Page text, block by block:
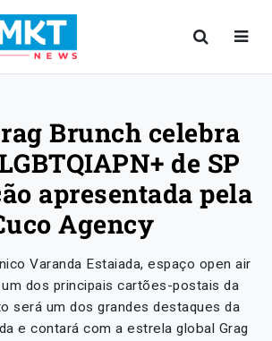
Brunch celebra
de SP
apresentada pela
Agency
Varanda Estaiada, espaço open air
dos principais cartões-postais da
será um dos grandes destaques da
e contará com a estrela global Grag